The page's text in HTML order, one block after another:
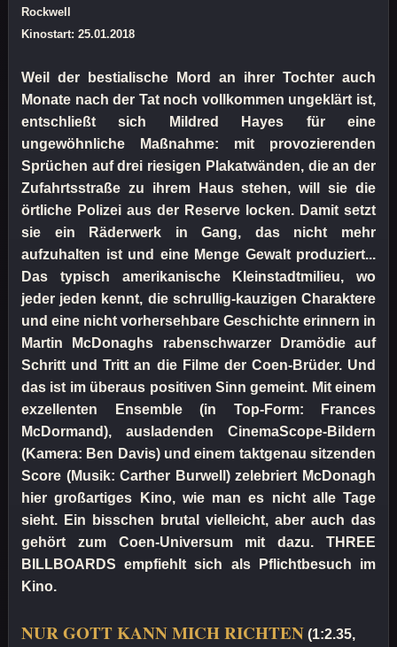
Rockwell
Kinostart: 25.01.2018
Weil der bestialische Mord an ihrer Tochter auch
Monate nach der Tat noch vollkommen ungeklärt ist,
entschließt sich Mildred Hayes für eine
ungewöhnliche Maßnahme: mit provozierenden
Sprüchen auf drei riesigen Plakatwänden, die an der
Zufahrtsstraße zu ihrem Haus stehen, will sie die
örtliche Polizei aus der Reserve locken. Damit setzt
sie ein Räderwerk in Gang, das nicht mehr
aufzuhalten ist und eine Menge Gewalt produziert...
Das typisch amerikanische Kleinstadtmilieu, wo
jeder jeden kennt, die schrullig-kauzigen Charaktere
und eine nicht vorhersehbare Geschichte erinnern in
Martin McDonaghs rabenschwarzer Dramödie auf
Schritt und Tritt an die Filme der Coen-Brüder. Und
das ist im überaus positiven Sinn gemeint. Mit einem
exzellenten Ensemble (in Top-Form: Frances
McDormand), ausladenden CinemaScope-Bildern
(Kamera: Ben Davis) und einem taktgenau sitzenden
Score (Musik: Carther Burwell) zelebriert McDonagh
hier großartiges Kino, wie man es nicht alle Tage
sieht. Ein bisschen brutal vielleicht, aber auch das
gehört zum Coen-Universum mit dazu. THREE
BILLBOARDS empfiehlt sich als Pflichtbesuch im
Kino.
NUR GOTT KANN MICH RICHTEN (1:2.35,